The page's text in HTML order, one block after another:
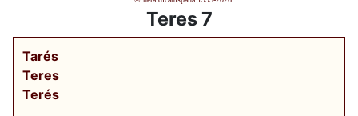
Teres 7
Tarés
Teres
Terés